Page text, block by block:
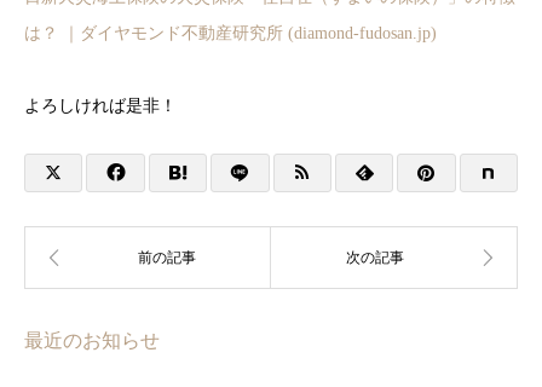
は？ ｜ダイヤモンド不動産研究所 (diamond-fudosan.jp)
よろしければ是非！
最近のお知らせ